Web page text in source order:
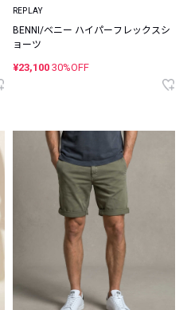
REPLAY
BENNI/ベニー ハイパーフレックスシ
ョーツ
¥23,100 30%OFF